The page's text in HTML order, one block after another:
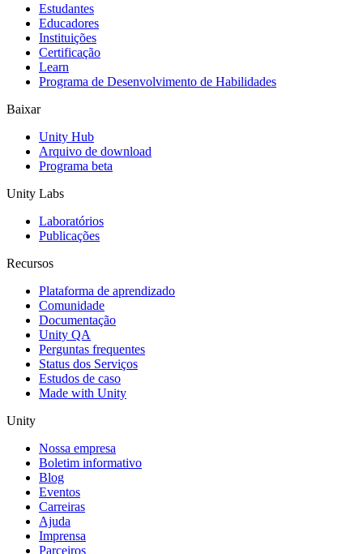
Estudantes
Educadores
Instituições
Certificação
Learn
Programa de Desenvolvimento de Habilidades
Baixar
Unity Hub
Arquivo de download
Programa beta
Unity Labs
Laboratórios
Publicações
Recursos
Plataforma de aprendizado
Comunidade
Documentação
Unity QA
Perguntas frequentes
Status dos Serviços
Estudos de caso
Made with Unity
Unity
Nossa empresa
Boletim informativo
Blog
Eventos
Carreiras
Ajuda
Imprensa
Parceiros